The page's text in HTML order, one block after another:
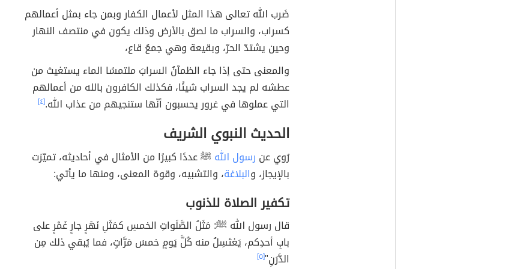
ضَرب الله تعالى هذا المثل لأعمال الكفار وبمن جاء بمثل أعمالهم
كسراب، والسراب ما لصق بالأرض وذلك يكون في منتصف النهار
وحين يشتدّ الحرّ، وبقيعة وهي جمعُ قاع،
والمعنى حتى إذا جاء الظمآنُ السرابَ ملتمسًا الماء يستغيث من
عطشه لم يجد السراب شيئًا، فكذلك الكافرون بالله من أعمالهم
التي عملوها في غرور يحسبون أنّها ستنجيهم من عذاب الله.[٤]
الحديث النبوي الشريف
رُوي عن رسول الله ﷺ عددًا كبيرًا من الأمثال في أحاديثه، تميّزت
بالإيجاز، والبلاغة، والتشبيه، وقوة المعنى، ومنها ما يأتي:
تكفير الصلاة للذنوب
قال رسول الله ﷺ: مَثَلُ الصَّلَواتِ الخمسِ كمَثَلِ نَهَرٍ جارٍ غَمْرٍ على
بابِ أحدِكم، يَغتَسِلُ منه كُلَّ يَومٍ خمسَ مَرَّاتٍ، فما يُبقي ذلك مِن
الدَّرَنِ"[٥]